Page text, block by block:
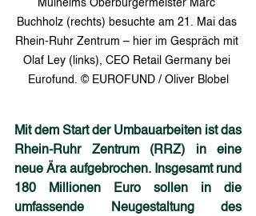
Mülheims Oberbürgermeister Marc
Buchholz (rechts) besuchte am 21. Mai das
Rhein-Ruhr Zentrum – hier im Gespräch mit
Olaf Ley (links), CEO Retail Germany bei
Eurofund. © EUROFUND / Oliver Blobel
Mit dem Start der Umbauarbeiten ist das
Rhein-Ruhr Zentrum (RRZ) in eine
neue Ära aufgebrochen. Insgesamt rund
180 Millionen Euro sollen in die
umfassende Neugestaltung des